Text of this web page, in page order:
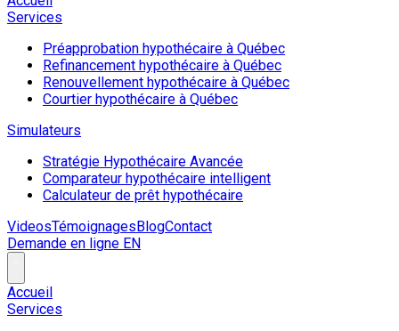
Services
Préapprobation hypothécaire à Québec
Refinancement hypothécaire à Québec
Renouvellement hypothécaire à Québec
Courtier hypothécaire à Québec
Simulateurs
Stratégie Hypothécaire Avancée
Comparateur hypothécaire intelligent
Calculateur de prêt hypothécaire
VideosTémoignagesBlogContact
Demande en ligne EN
Accueil
Services